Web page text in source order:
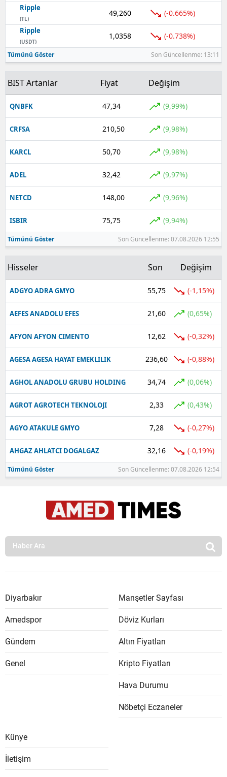
Ripple
(TL)
49,260 (-0.665%)
Ripple
(USDT)
1,0358 (-0.738%)
Tümünü Göster Son Güncellenme: 13:11
BIST Artanlar Fiyat Değişim
QNBFK 47,34 (9,99%)
CRFSA 210,50 (9,98%)
KARCL 50,70 (9,98%)
ADEL 32,42 (9,97%)
NETCD 148,00 (9,96%)
ISBIR 75,75 (9,94%)
Tümünü Göster Son Güncellenme: 07.08.2026 12:55
Hisseler Son Değişim
ADGYO ADRA GMYO 55,75 (-1,15%)
AEFES ANADOLU EFES 21,60 (0,65%)
AFYON AFYON CIMENTO 12,62 (-0,32%)
AGESA AGESA HAYAT EMEKLILIK 236,60 (-0,88%)
AGHOL ANADOLU GRUBU HOLDING 34,74 (0,06%)
AGROT AGROTECH TEKNOLOJI 2,33 (0,43%)
AGYO ATAKULE GMYO 7,28 (-0,27%)
AHGAZ AHLATCI DOGALGAZ 32,16 (-0,19%)
Tümünü Göster Son Güncellenme: 07.08.2026 12:54
Diyarbakır
Amedspor
Gündem
Genel
Manşetler Sayfası
Döviz Kurları
Altın Fiyatları
Kripto Fiyatları
Hava Durumu
Nöbetçi Eczaneler
Künye
İletişim